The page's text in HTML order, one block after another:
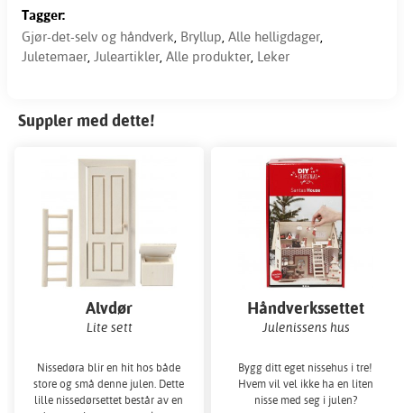
Tagger:
Gjør-det-selv og håndverk, Bryllup, Alle helligdager,
Juletemaer, Juleartikler, Alle produkter, Leker
Suppler med dette!
Alvdør
Lite sett
Nissedøra blir en hit hos både
store og små denne julen. Dette
lille nissedørsettet består av en
Håndverkssettet
Julenissens hus
Bygg ditt eget nissehus i tre!
Hvem vil vel ikke ha en liten
nisse med seg i julen?